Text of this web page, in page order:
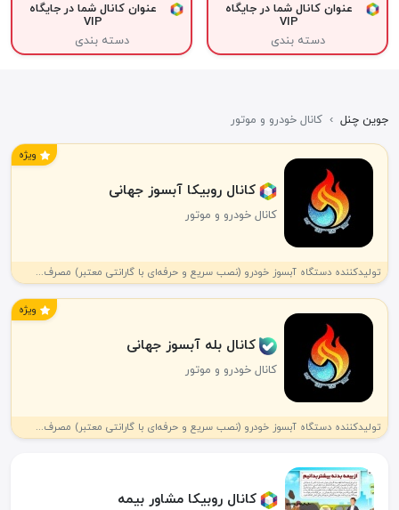
عنوان کانال شما در جایگاه
VIP
دسته بندی
عنوان کانال شما در جایگاه
VIP
دسته بندی
جوین چنل › کانال خودرو و موتور
ویژه
کانال روبیکا آبسوز جهانی
کانال خودرو و موتور
تولیدکننده دستگاه آبسوز خودرو (نصب سریع و حرفه‌ای با گارانتی معتبر) مصرف...
ویژه
کانال بله آبسوز جهانی
کانال خودرو و موتور
تولیدکننده دستگاه آبسوز خودرو (نصب سریع و حرفه‌ای با گارانتی معتبر) مصرف...
کانال روبیکا مشاور بیمه